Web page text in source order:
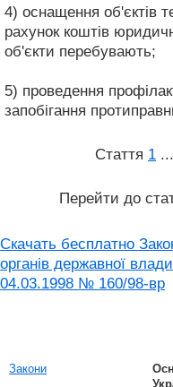
4) оснащення об'єктів
рахунок коштів
об'єкти перебувають;
5) проведення
запобігання
Стаття 1 ...
Перейти до
Скачать бесплатно
органів державної
04.03.1998 № 160/98-вр
Закони